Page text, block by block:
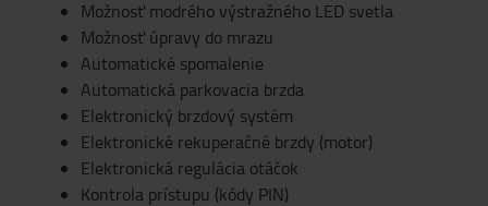
Možnosť modrého výstražného LED svetla
Možnosť úpravy do mrazu
Automatické spomalenie
Automatická parkovacia brzda
Elektronický brzdový systém
Elektronické rekuperačné brzdy (motor)
Elektronická regulácia otáčok
Kontrola prístupu (kódy PIN)